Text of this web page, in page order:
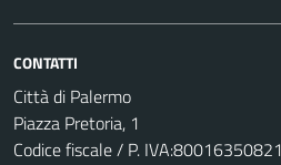
CONTATTI
Città di Palermo
Piazza Pretoria, 1
Codice fiscale / P. IVA:80016350821